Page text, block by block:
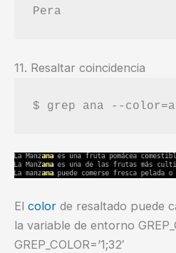
11. Resaltar coincidencia
El color de resaltado puede
la variable de entorno
GREP_COLOR=’1;32′